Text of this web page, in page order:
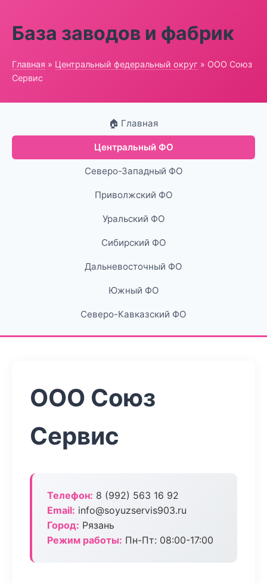
База заводов и фабрик
Главная » Центральный федеральный округ » ООО Союз
Сервис
🏠 Главная
Центральный ФО
Северо-Западный ФО
Приволжский ФО
Уральский ФО
Сибирский ФО
Дальневосточный ФО
Южный ФО
Северо-Кавказский ФО
ООО Союз
Сервис
Телефон: 8 (992) 563 16 92
Email: info@soyuzservis903.ru
Город: Рязань
Режим работы: Пн-Пт: 08:00-17:00